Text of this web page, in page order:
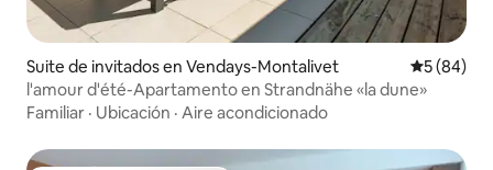
Suite de invitados en Vendays-Montalivet
5 (84)
l'amour d'été-Apartamento en Strandnähe «la dune»
Familiar · Ubicación · Aire acondicionado